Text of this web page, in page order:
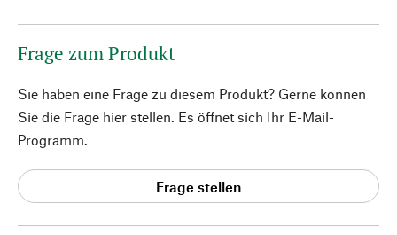
Frage zum Produkt
Sie haben eine Frage zu diesem Produkt? Gerne können
Sie die Frage hier stellen. Es öffnet sich Ihr E-Mail-
Programm.
Frage stellen